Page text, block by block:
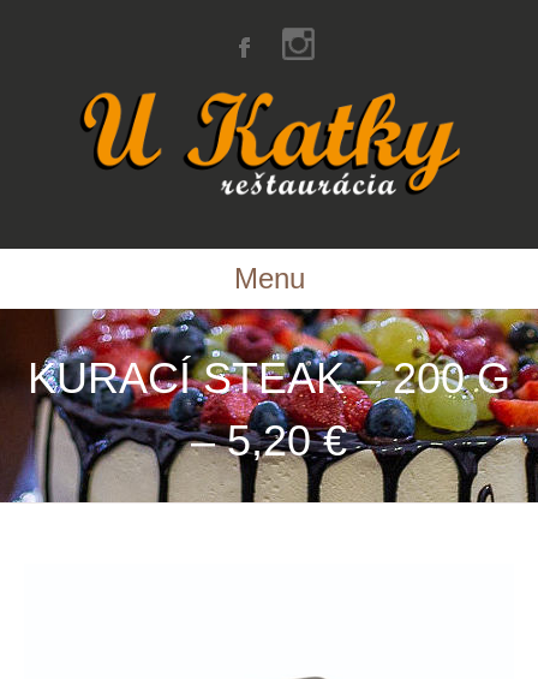
Menu
KURACÍ STEAK – 200 G
– 5,20 €